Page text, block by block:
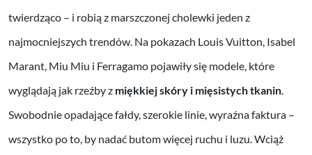
twierdząco – i robią z marszczonej cholewki jeden z
najmocniejszych trendów. Na pokazach Louis Vuitton, Isabel
Marant, Miu Miu i Ferragamo pojawiły się modele, które
wyglądają jak rzeźby z miękkiej skóry i mięsistych tkanin
Swobodnie opadające fałdy, szerokie linie, wyraźna faktura –
wszystko po to, by nadać butom więcej ruchu i luzu. Wciąż